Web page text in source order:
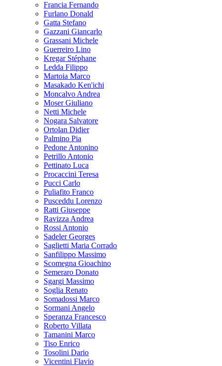
Francia Fernando
Furlano Donald
Gatta Stefano
Gazzani Giancarlo
Grassani Michele
Guerreiro Lino
Kregar Stéphane
Ledda Filippo
Martoia Marco
Masakado Ken'ichi
Moncalvo Andrea
Moser Giuliano
Netti Michele
Nogara Salvatore
Ortolan Didier
Palmino Pia
Pedone Antonino
Petrillo Antonio
Pettinato Luca
Procaccini Teresa
Pucci Carlo
Puliafito Franco
Pusceddu Lorenzo
Ratti Giuseppe
Ravizza Andrea
Rossi Antonio
Sadeler Georges
Saglietti Maria Corrado
Sanfilippo Massimo
Scomegna Gioachino
Semeraro Donato
Sgargi Massimo
Soglia Renato
Somadossi Marco
Sormani Angelo
Speranza Francesco
Roberto Villata
Tamanini Marco
Tiso Enrico
Tosolini Dario
Vicentini Flavio